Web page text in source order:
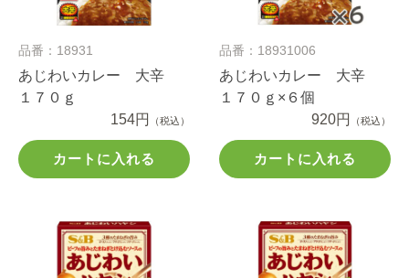
品番：18931
あじわいカレー 大辛
１７０ｇ
154円
（税込）
カートに入れる
品番：18931006
あじわいカレー 大辛
１７０ｇ×６個
920円
（税込）
カートに入れる